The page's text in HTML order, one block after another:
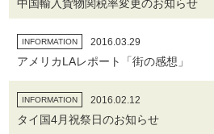
中国輸入貨物関税率変更のお知らせ
INFORMATION 2016.03.29
アメリカLAレポート「街の感想」
INFORMATION 2016.02.12
タイ国4月祝祭日のお知らせ